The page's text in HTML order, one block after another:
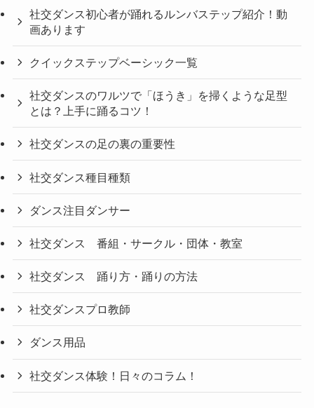
社交ダンス初心者が踊れるルンバステップ紹介！動
画あります
クイックステップベーシック一覧
社交ダンスのワルツで「ほうき」を掃くような足型
とは？上手に踊るコツ！
社交ダンスの足の裏の重要性
社交ダンス種目種類
ダンス注目ダンサー
社交ダンス 番組・サークル・団体・教室
社交ダンス 踊り方・踊りの方法
社交ダンスプロ教師
ダンス用品
社交ダンス体験！日々のコラム！